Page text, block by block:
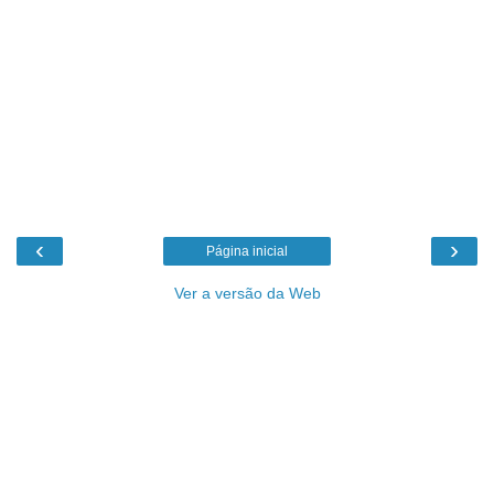
‹ ›
Página inicial
Ver a versão da Web